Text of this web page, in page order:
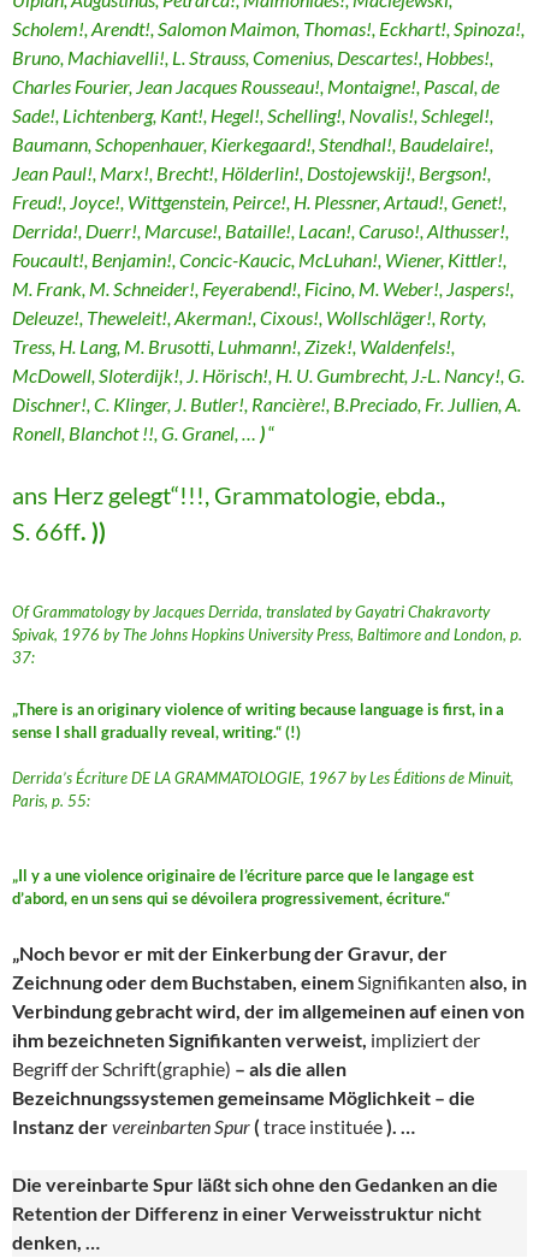
Scholem!, Arendt!, Salomon Maimon, Thomas!, Eckhart!, Spinoza!,
Bruno, Machiavelli!, L. Strauss, Comenius, Descartes!, Hobbes!,
Charles Fourier, Jean Jacques Rousseau!, Montaigne!, Pascal, de
Sade!, Lichtenberg, Kant!, Hegel!, Schelling!, Novalis!, Schlegel!,
Baumann, Schopenhauer, Kierkegaard!, Stendhal!, Baudelaire!,
Jean Paul!, Marx!, Brecht!, Hölderlin!, Dostojewskij!, Bergson!,
Freud!, Joyce!, Wittgenstein, Peirce!, H. Plessner, Artaud!, Genet!,
Derrida!, Duerr!, Marcuse!, Bataille!, Lacan!, Caruso!, Althusser!,
Foucault!, Benjamin!, Concic-Kaucic, McLuhan!, Wiener, Kittler!,
M. Frank, M. Schneider!, Feyerabend!, Ficino, M. Weber!, Jaspers!,
Deleuze!, Theweleit!, Akerman!, Cixous!, Wollschläger!, Rorty,
Tress, H. Lang, M. Brusotti, Luhmann!, Zizek!, Waldenfels!,
McDowell, Sloterdijk!, J. Hörisch!, H. U. Gumbrecht, J.-L. Nancy!, G.
Dischner!, C. Klinger, J. Butler!, Rancière!, B.Preciado, Fr. Jullien, A.
Ronell, Blanchot !!, G. Granel, … )“
ans Herz gelegt“!!!, Grammatologie, ebda.,
S. 66ff. ))
Of Grammatology by Jacques Derrida, translated by Gayatri Chakravorty
Spivak, 1976 by The Johns Hopkins University Press, Baltimore and London, p.
37:
„There is an originary violence of writing because language is first, in a
sense I shall gradually reveal, writing.“ (!)
Derrida’s Écriture DE LA GRAMMATOLOGIE, 1967 by Les Éditions de Minuit,
Paris, p. 55:
„Il y a une violence originaire de l’écriture parce que le langage est
d’abord, en un sens qui se dévoilera progressivement, écriture.“
„Noch bevor er mit der Einkerbung der Gravur, der
Zeichnung oder dem Buchstaben, einemSignifikanten also, in
Verbindung gebracht wird, der im allgemeinen auf einen von
ihm bezeichneten Signifikanten verweist, impliziert der
Begriff der Schrift(graphie) – als die allen
Bezeichnungssystemen gemeinsame Möglichkeit – die
Instanz dervereinbarten Spur(trace instituée). …
Die vereinbarte Spur läßt sich ohne den Gedanken an die
Retention der Differenz in einer Verweisstruktur nicht
denken, …